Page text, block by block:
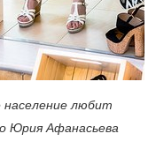
население любит
Юрия Афанасьева